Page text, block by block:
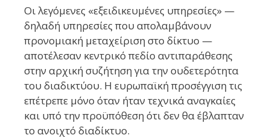
Οι λεγόμενες «εξειδικευμένες υπηρεσίες» —
δηλαδή υπηρεσίες που απολαμβάνουν
προνομιακή μεταχείριση στο δίκτυο —
αποτέλεσαν κεντρικό πεδίο αντιπαράθεσης
στην αρχική συζήτηση για την ουδετερότητα
του διαδικτύου. Η ευρωπαϊκή προσέγγιση τις
επέτρεπε μόνο όταν ήταν τεχνικά αναγκαίες
και υπό την προϋπόθεση ότι δεν θα έβλαπταν
το ανοιχτό διαδίκτυο.